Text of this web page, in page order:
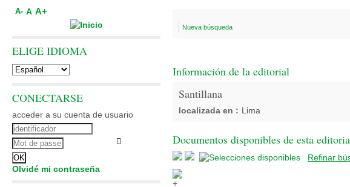
Nueva búsqueda
Información de la editorial
Santillana
localizada en : Lima
Documentos disponibles de esta
Refinar
A- A A+
ELIGE IDIOMA
CONECTARSE
acceder a su cuenta de usuario
Olvidé mi contraseña